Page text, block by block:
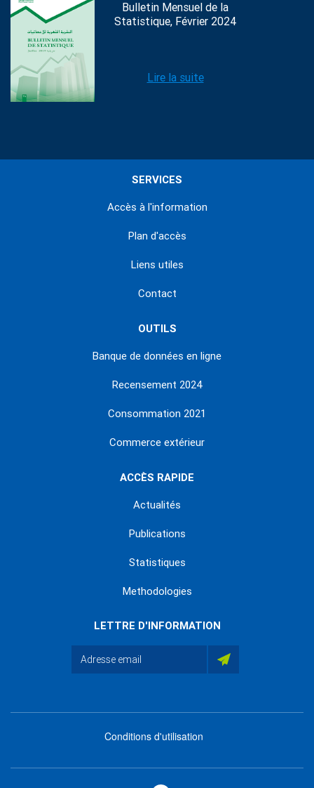
Bulletin Mensuel de la
Statistique, Février 2024
Lire la suite
SERVICES
Accès à l'information
Plan d'accès
Liens utiles
Contact
OUTILS
Banque de données en ligne
Recensement 2024
Consommation 2021
Commerce extérieur
ACCÈS RAPIDE
Actualités
Publications
Statistiques
Methodologies
LETTRE D'INFORMATION
footer
Conditions d'utilisation